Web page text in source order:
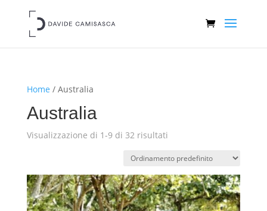
Home / Australia
Australia
Visualizzazione di 1-9 di 32 risultati